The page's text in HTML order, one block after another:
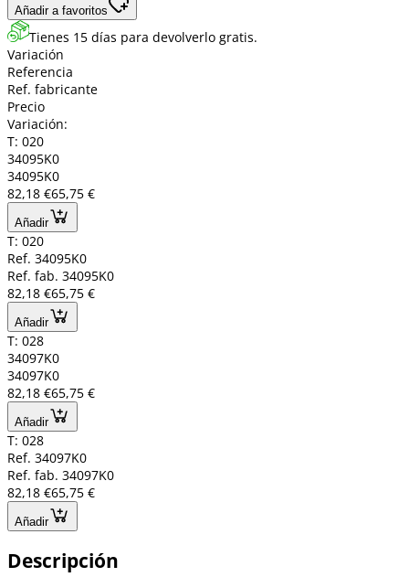
Añadir a favoritos
Tienes 15 días para devolverlo gratis.
Variación
Referencia
Ref. fabricante
Precio
Variación:
T: 020
34095K0
34095K0
82,18 €65,75 €
Añadir
T: 020
Ref. 34095K0
Ref. fab. 34095K0
82,18 €65,75 €
Añadir
T: 028
34097K0
34097K0
82,18 €65,75 €
Añadir
T: 028
Ref. 34097K0
Ref. fab. 34097K0
82,18 €65,75 €
Añadir
Descripción